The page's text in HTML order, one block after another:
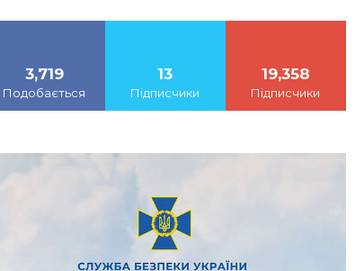
3,719
Подобається
13
Підписчики
19,358
Підписчики